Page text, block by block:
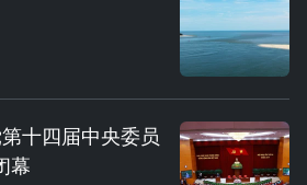
十四届中央委员
幕